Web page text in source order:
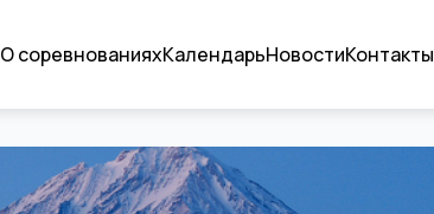
О соревнованияхКалендарьНовостиКонтакты